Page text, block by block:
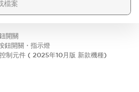
開關
開關・指示燈
制元件 ( 2025年10月版 新款機種)